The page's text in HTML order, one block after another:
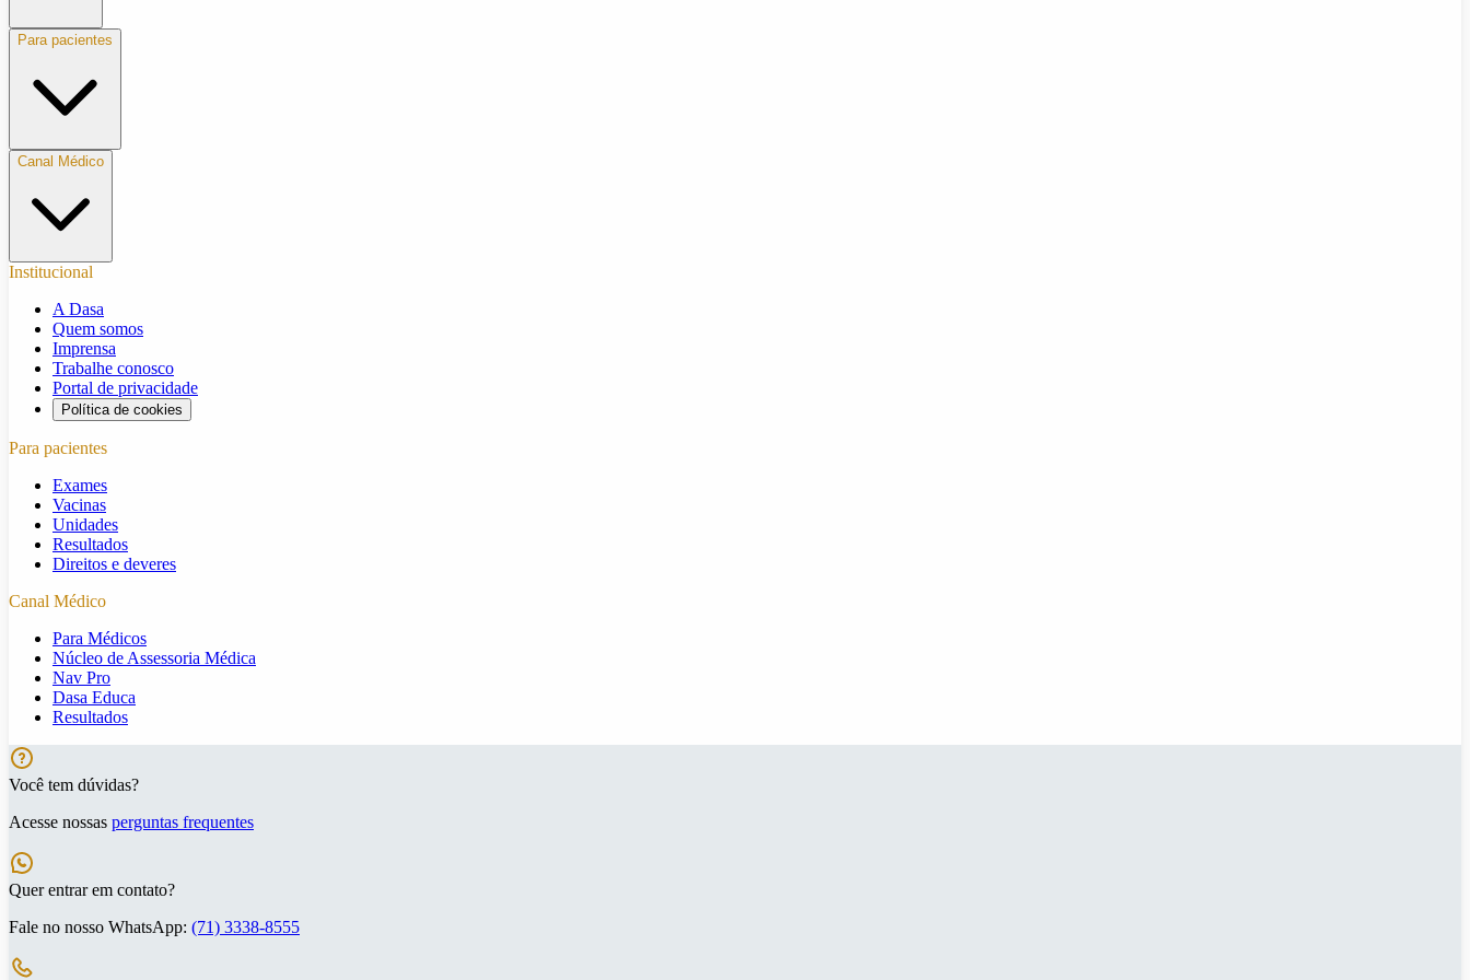
Para pacientes
Canal Médico
Institucional
A Dasa
Quem somos
Imprensa
Trabalhe conosco
Portal de privacidade
Política de cookies
Para pacientes
Exames
Vacinas
Unidades
Resultados
Direitos e deveres
Canal Médico
Para Médicos
Núcleo de Assessoria Médica
Nav Pro
Dasa Educa
Resultados
Você tem dúvidas?
Acesse nossas perguntas frequentes
Quer entrar em contato?
Fale no nosso WhatsApp: (71) 3338-8555